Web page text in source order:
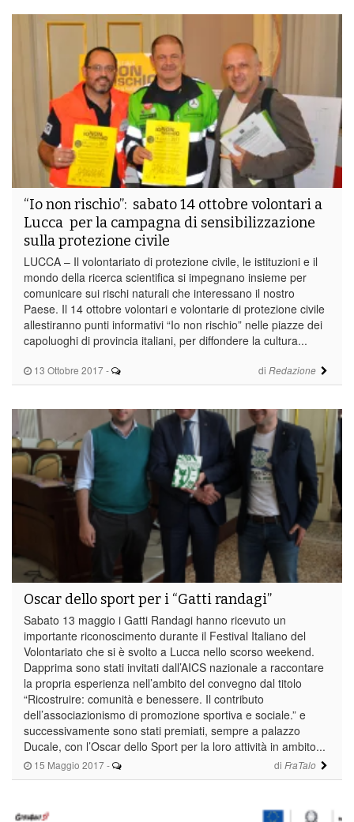
13 Ottobre 2017 - di Redazione
“Io non rischio”: sabato 14 ottobre volontari a
Lucca per la campagna di sensibilizzazione
sulla protezione civile
LUCCA – Il volontariato di protezione civile, le istituzioni e il
mondo della ricerca scientifica si impegnano insieme per
comunicare sui rischi naturali che interessano il nostro
Paese. Il 14 ottobre volontari e volontarie di protezione civile
allestiranno punti informativi “Io non rischio” nelle piazze dei
capoluoghi di provincia italiani, per diffondere la cultura...
15 Maggio 2017 - di FraTalo
Oscar dello sport per i “Gatti randagi”
Sabato 13 maggio i Gatti Randagi hanno ricevuto un
importante riconoscimento durante il Festival Italiano del
Volontariato che si è svolto a Lucca nello scorso weekend.
Dapprima sono stati invitati dall’AICS nazionale a raccontare
la propria esperienza nell’ambito del convegno dal titolo
“Ricostruire: comunità e benessere. Il contributo
dell’associazionismo di promozione sportiva e sociale.” e
successivamente sono stati premiati, sempre a palazzo
Ducale, con l’Oscar dello Sport per la loro attività in ambito...